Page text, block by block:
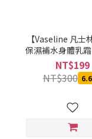
【Vaseline 凡士
保濕補水身體乳
用(250ml)
NT$199
NT$300